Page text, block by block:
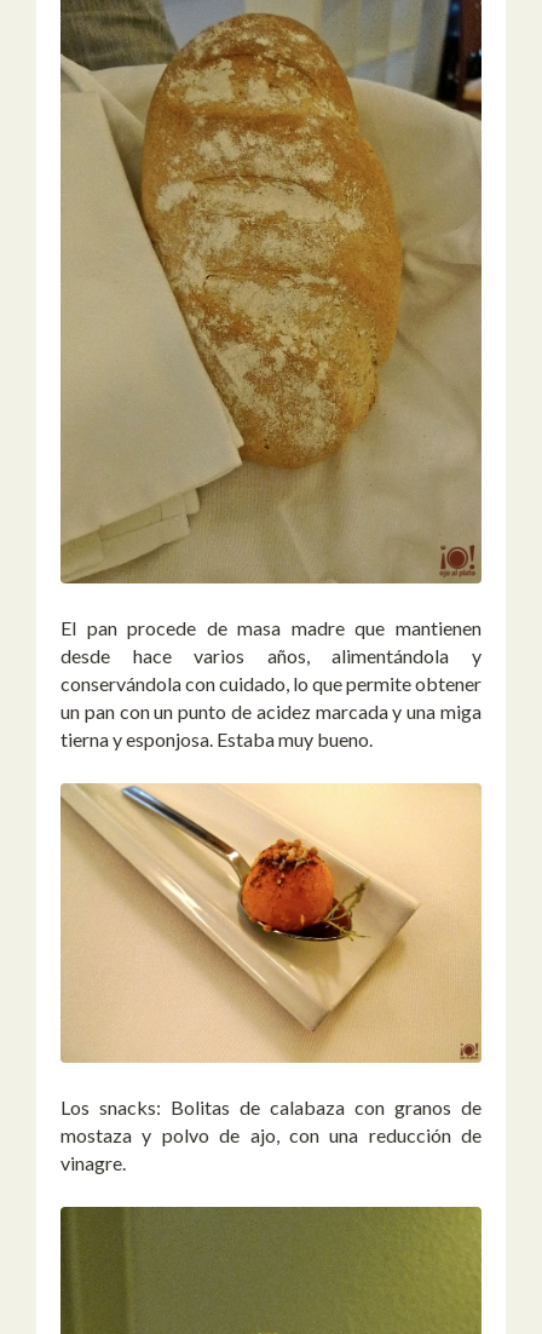
El pan procede de masa madre que mantienen
desde hace varios años, alimentándola y
conservándola con cuidado, lo que permite obtener
un pan con un punto de acidez marcada y una miga
tierna y esponjosa. Estaba muy bueno.
Los snacks: Bolitas de calabaza con granos de
mostaza y polvo de ajo, con una reducción de
vinagre.